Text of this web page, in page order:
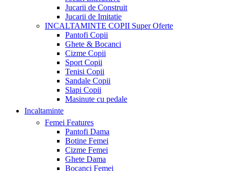
Jucarii de Construit
Jucarii de Imitatie
INCALTAMINTE COPII Super Oferte
Pantofi Copii
Ghete & Bocanci
Cizme Copii
Sport Copii
Tenisi Copii
Sandale Copii
Slapi Copii
Masinute cu pedale
Incaltaminte
Femei Features
Pantofi Dama
Botine Femei
Cizme Femei
Ghete Dama
Bocanci Femei